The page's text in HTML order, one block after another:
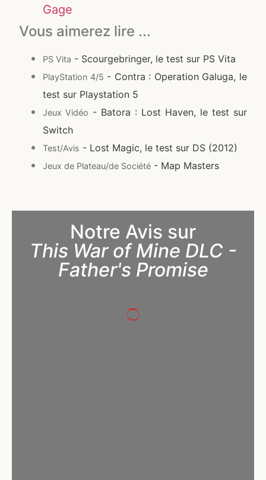
Gage
Vous aimerez lire ...
PS Vita - Scourgebringer, le test sur PS Vita
PlayStation 4/5 - Contra : Operation Galuga, le
test sur Playstation 5
Jeux Vidéo - Batora : Lost Haven, le test sur
Switch
Test/Avis - Lost Magic, le test sur DS (2012)
Jeux de Plateau/de Société - Map Masters
Notre Avis sur
This War of Mine DLC -
Father's Promise